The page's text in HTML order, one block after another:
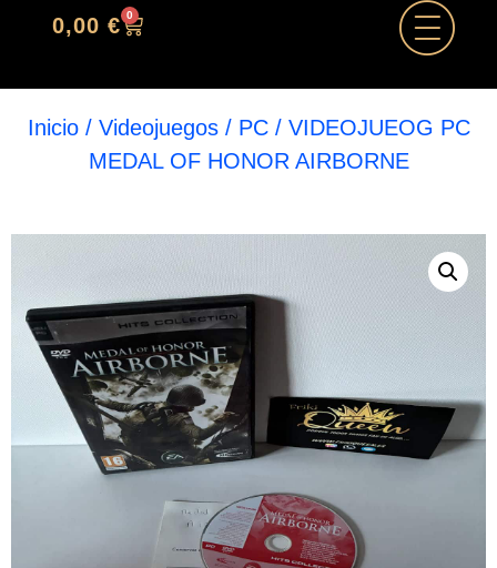
0,00€ 0
Inicio/ Videojuegos/ PC/ VIDEOJUEOG PC
MEDAL OF HONOR AIRBORNE